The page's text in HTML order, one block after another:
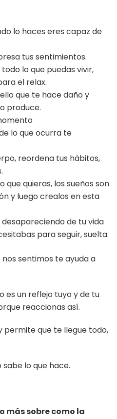
lo haces eres capaz de
tus sentimientos.
lo que puedas vivir,
el relax.
que te hace daño y
produce.
lo que ocurra te
reordena tus hábitos,
quieras, los sueños son
y luego crealos en esta
de tu vida
para seguir, suelta.
sentimos te ayuda a
es un reflejo tuyo y de tu
reaccionas así.
que te llegue todo,
lo que hace.
más sobre como la